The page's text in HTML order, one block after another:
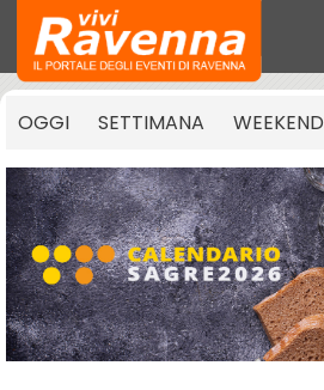
OGGI SETTIMANA WEEKEND